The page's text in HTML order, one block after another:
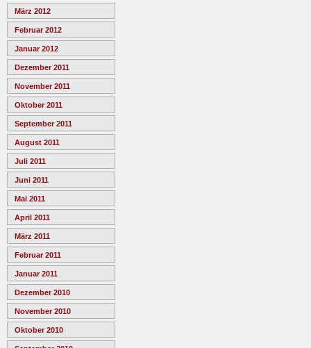
März 2012
Februar 2012
Januar 2012
Dezember 2011
November 2011
Oktober 2011
September 2011
August 2011
Juli 2011
Juni 2011
Mai 2011
April 2011
März 2011
Februar 2011
Januar 2011
Dezember 2010
November 2010
Oktober 2010